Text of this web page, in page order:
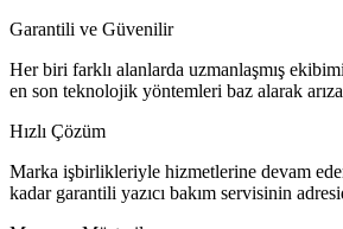
Garantili ve Güvenilir
Her biri farklı alanlarda uzmanlaşmış
en son teknolojik yöntemleri baz alarak
Hızlı Çözüm
Marka işbirlikleriyle hizmetlerine devam
kadar garantili yazıcı bakım servisinin